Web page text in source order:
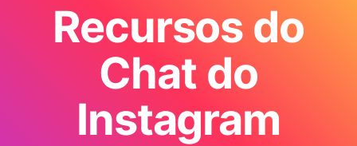
Recursos do
Chat do
Instagram